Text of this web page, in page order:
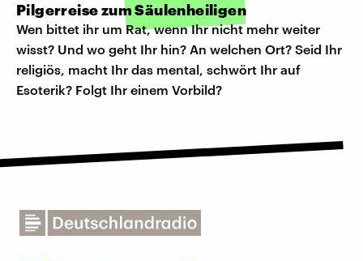
Pilgerreise zum Säulenheiligen
Wen bittet ihr um Rat, wenn Ihr nicht mehr weiter
wisst? Und wo geht Ihr hin? An welchen Ort? Seid Ihr
religiös, macht Ihr das mental, schwört Ihr auf
Esoterik? Folgt Ihr einem Vorbild?